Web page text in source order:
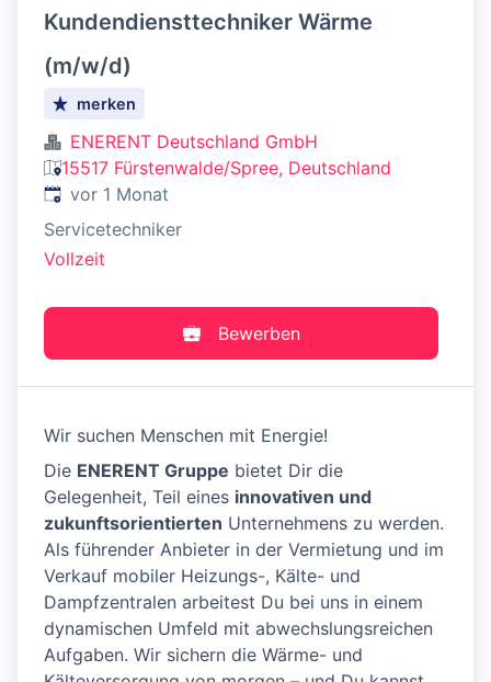
Kundendiensttechniker Wärme
(m/w/d)
merken
ENERENT Deutschland GmbH
15517 Fürstenwalde/Spree, Deutschland
Veröffentlicht:
vor 1 Monat
Servicetechniker
Vollzeit
Bewerben
Wir suchen Menschen mit Energie!
Die ENERENT Gruppe bietet Dir die
Gelegenheit, Teil eines innovativen und
zukunftsorientierten Unternehmens zu werden.
Als führender Anbieter in der Vermietung und im
Verkauf mobiler Heizungs-, Kälte- und
Dampfzentralen arbeitest Du bei uns in einem
dynamischen Umfeld mit abwechslungsreichen
Aufgaben. Wir sichern die Wärme- und